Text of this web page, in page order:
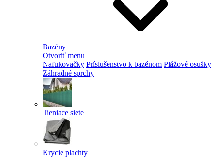
Bazény
Otvoriť menu
Nafukovačky Príslušenstvo k bazénom Plážové osušky
Záhradné sprchy
Tieniace siete
Krycie plachty